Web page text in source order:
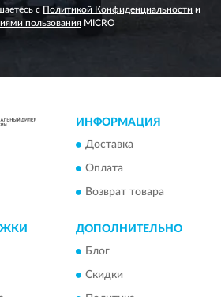
с Политикой Конфиденциальности и
пользованияMICRO
ИНФОРМАЦИЯ
Доставка
Оплата
Возврат товара
ДОПОЛНИТЕЛЬНО
Блог
Скидки